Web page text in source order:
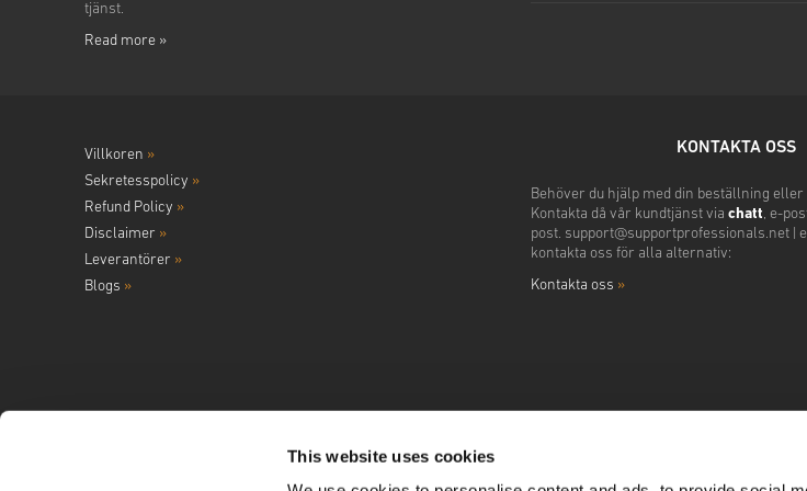
This website uses cookies
tjänst.
Read more »
Villkoren »
Sekretesspolicy »
Refund Policy »
Disclaimer »
Leverantörer »
Blogs »
KONTAKTA OSS
Behöver du hjälp med din beställning
Kontakta då vår kundtjänst via chatt, e-
post. support@supportprofessionals.net|
kontakta oss för alla alternativ:
Kontakta oss »